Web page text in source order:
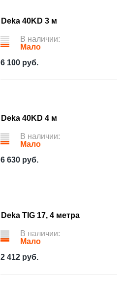
Deka 40KD 3 м
В наличии:
Мало
6 100 руб.
Deka 40KD 4 м
В наличии:
Мало
6 630 руб.
Deka TIG 17, 4 метра
В наличии:
Мало
2 412 руб.